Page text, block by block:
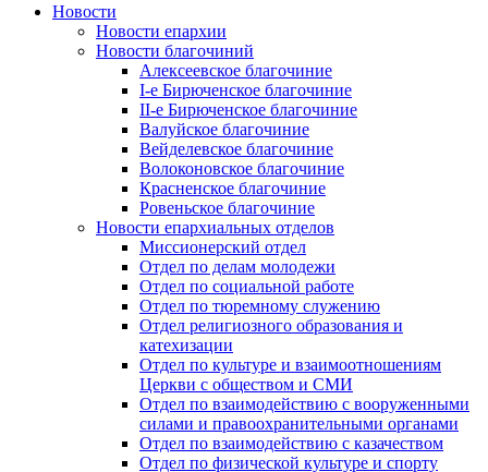
Новости
Новости епархии
Новости благочиний
Алексеевское благочиние
I-е Бирюченское благочиние
II-е Бирюченское благочиние
Валуйское благочиние
Вейделевское благочиние
Волоконовское благочиние
Красненское благочиние
Ровеньское благочиние
Новости епархиальных отделов
Миссионерский отдел
Отдел по делам молодежи
Отдел по социальной работе
Отдел по тюремному служению
Отдел религиозного образования и
катехизации
Отдел по культуре и взаимоотношениям
Церкви с обществом и СМИ
Отдел по взаимодействию с вооруженными
силами и правоохранительными органами
Отдел по взаимодействию с казачеством
Отдел по физической культуре и спорту